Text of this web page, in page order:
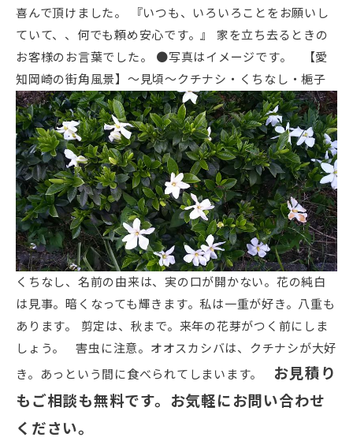
喜んで頂けました。 『いつも、いろいろことをお願いし
ていて、、何でも頼め安心です。』 家を立ち去るときの
お客様のお言葉でした。 ●写真はイメージです。 【愛
知岡崎の街角風景】～見頃～クチナシ・くちなし・梔子
くちなし、名前の由来は、実の口が開かない。花の純白
は見事。暗くなっても輝きます。私は一重が好き。八重も
あります。 剪定は、秋まで。来年の花芽がつく前にしま
しょう。 害虫に注意。オオスカシバは、クチナシが大好
き。あっという間に食べられてしまいます。 お見積り
もご相談も無料です。お気軽にお問い合わせ
ください。